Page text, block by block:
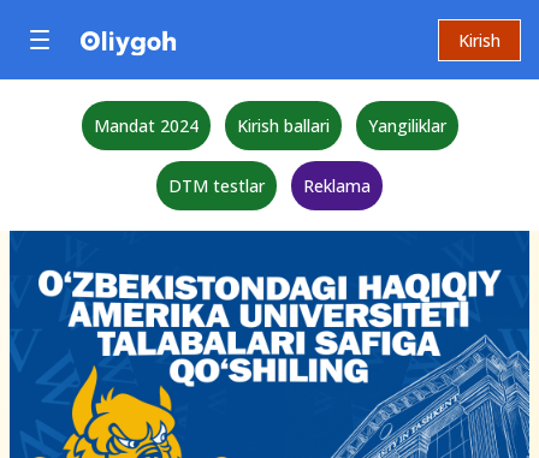
Kirish
Mandat 2024 Kirish ballari Yangiliklar
DTM testlar Reklama